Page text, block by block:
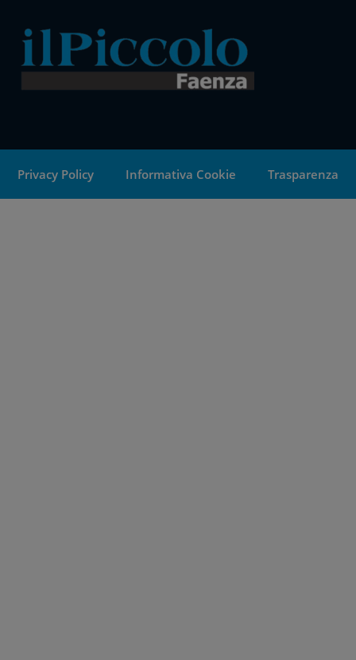
Privacy Policy Informativa Cookie Trasparenza